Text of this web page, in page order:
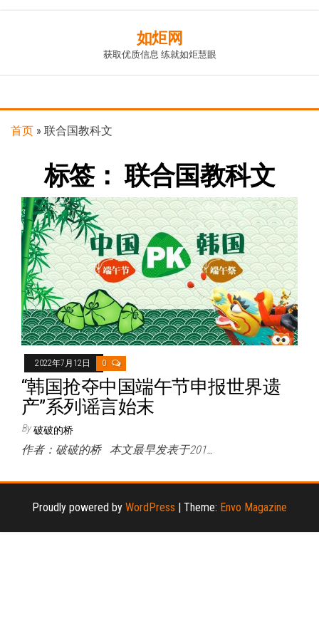
content
如炬网
获取优质信息 练就如炬慧眼
首页 » 联合国教科文
标签：联合国教科文
2022年7月12日 0
“韩国抢夺中国端午节申报世界遗
产”系列谣言始末
By 破破的桥
作者：破破的桥 本文最早发表于201…
Proudly powered by WordPress | Theme: Envo Magazine